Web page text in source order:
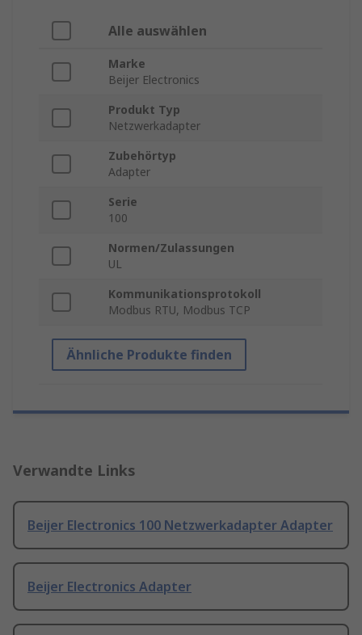
Alle auswählen
Marke
Beijer Electronics
Produkt Typ
Netzwerkadapter
Zubehörtyp
Adapter
Serie
100
Normen/Zulassungen
UL
Kommunikationsprotokoll
Modbus RTU, Modbus TCP
Ähnliche Produkte finden
Verwandte Links
Beijer Electronics 100 Netzwerkadapter Adapter
Beijer Electronics Adapter